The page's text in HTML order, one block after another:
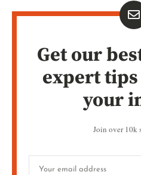
Get our
expert
your
Join over 10k